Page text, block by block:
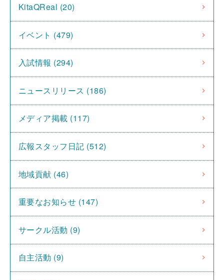
KitaQReal (20)
イベント (479)
入試情報 (294)
ニュースリリース (186)
メディア掲載 (117)
広報スタッフ日記 (512)
地域貢献 (46)
重要なお知らせ (147)
サークル活動 (9)
自主活動 (9)